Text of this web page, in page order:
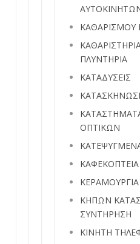
ΚΑΘΑΡΙΣΜΟΥ
ΠΛΥΝΤΗΡΙΑ
ΚΑΤΑΔΥΣΕΙΣ
ΟΠΤΙΚΩΝ
ΚΑΦΕΚΟΠΤΕΙΑ
ΚΕΡΑΜΟΥΡΓΙΑ
ΚΗΠΩΝ
ΣΥΝΤΗΡΗΣΗ
ΚΙΝΗΤΗ